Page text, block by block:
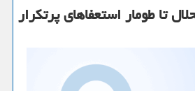
تا طومار استعفاهای پرتكرار